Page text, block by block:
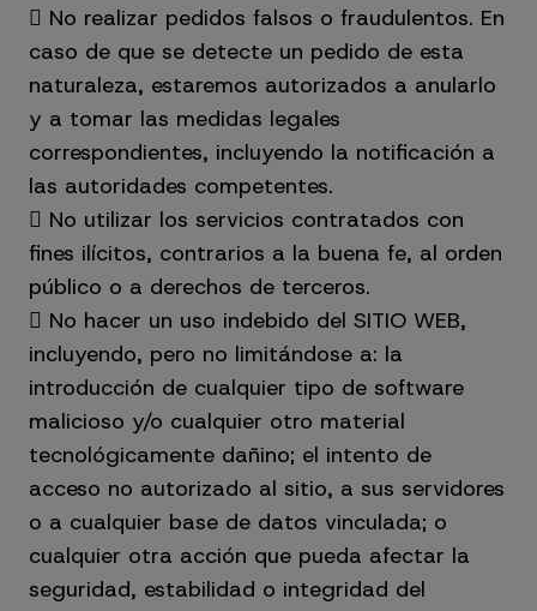
 No realizar pedidos falsos o fraudulentos. En
caso de que se detecte un pedido de esta
naturaleza, estaremos autorizados a anularlo
y a tomar las medidas legales
correspondientes, incluyendo la notificación a
las autoridades competentes.
 No utilizar los servicios contratados con
fines ilícitos, contrarios a la buena fe, al orden
público o a derechos de terceros.
 No hacer un uso indebido del SITIO WEB,
incluyendo, pero no limitándose a: la
introducción de cualquier tipo de software
malicioso y/o cualquier otro material
tecnológicamente dañino; el intento de
acceso no autorizado al sitio, a sus servidores
o a cualquier base de datos vinculada; o
cualquier otra acción que pueda afectar la
seguridad, estabilidad o integridad del